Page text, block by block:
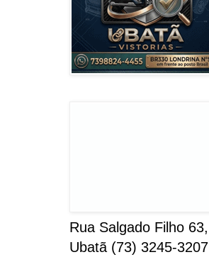
Rua Salgado Filho 63,
Ubatã (73) 3245-3207